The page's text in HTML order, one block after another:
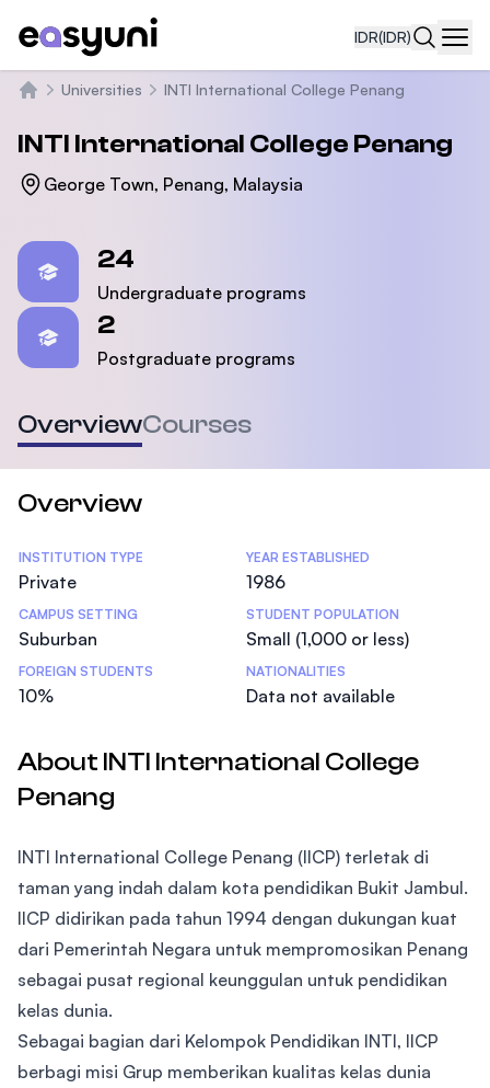
IDR(IDR)
Universities INTI International College Penang
INTI International College Penang
George Town, Penang, Malaysia
24
Undergraduate programs
2
Postgraduate programs
OverviewCourses
Overview
Statistics
INSTITUTION TYPE
Private
YEAR ESTABLISHED
1986
CAMPUS SETTING
Suburban
STUDENT POPULATION
Small (1,000 or less)
FOREIGN STUDENTS
10%
NATIONALITIES
Data not available
About INTI International College
Penang
INTI International College Penang (IICP) terletak di
taman yang indah dalam kota pendidikan Bukit Jambul.
IICP didirikan pada tahun 1994 dengan dukungan kuat
dari Pemerintah Negara untuk mempromosikan Penang
sebagai pusat regional keunggulan untuk pendidikan
kelas dunia.
Sebagai bagian dari Kelompok Pendidikan INTI, IICP
berbagi misi Grup memberikan kualitas kelas dunia